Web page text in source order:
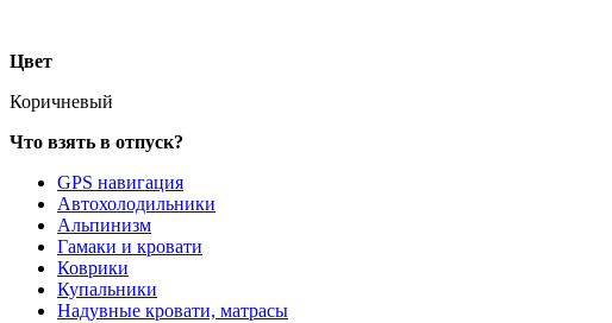
Цвет
Коричневый
Что взять в отпуск?
GPS навигация
Автохолодильники
Альпинизм
Гамаки и кровати
Коврики
Купальники
Надувные кровати, матрасы